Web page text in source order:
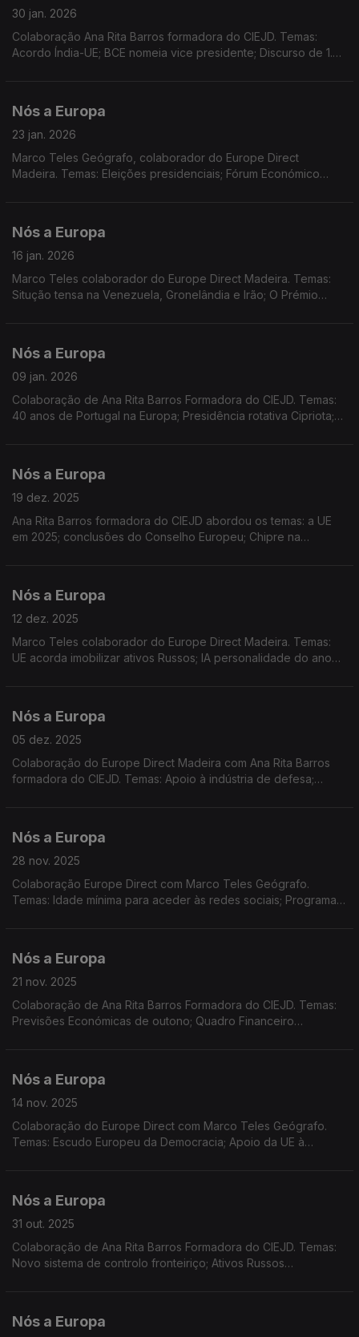
30 jan. 2026
Colaboração Ana Rita Barros formadora do CIEJD. Temas:
Acordo Índia-UE; BCE nomeia vice presidente; Discurso de 1.º
Nós a Europa
23 jan. 2026
Marco Teles Geógrafo, colaborador do Europe Direct
Madeira. Temas: Eleições presidenciais; Fórum Económico
Nós a Europa
16 jan. 2026
Marco Teles colaborador do Europe Direct Madeira. Temas:
Situção tensa na Venezuela, Gronelândia e Irão; O Prémio
Nós a Europa
09 jan. 2026
Colaboração de Ana Rita Barros Formadora do CIEJD. Temas:
40 anos de Portugal na Europa; Presidência rotativa Cipriota;
Nós a Europa
19 dez. 2025
Ana Rita Barros formadora do CIEJD abordou os temas: a UE
em 2025; conclusões do Conselho Europeu; Chipre na
Nós a Europa
12 dez. 2025
Marco Teles colaborador do Europe Direct Madeira. Temas:
UE acorda imobilizar ativos Russos; IA personalidade do ano
Nós a Europa
05 dez. 2025
Colaboração do Europe Direct Madeira com Ana Rita Barros
formadora do CIEJD. Temas: Apoio à indústria de defesa;
Nós a Europa
28 nov. 2025
Colaboração Europe Direct com Marco Teles Geógrafo.
Temas: Idade mínima para aceder às redes sociais; Programa
Nós a Europa
21 nov. 2025
Colaboração de Ana Rita Barros Formadora do CIEJD. Temas:
Previsões Económicas de outono; Quadro Financeiro
Nós a Europa
14 nov. 2025
Colaboração do Europe Direct com Marco Teles Geógrafo.
Temas: Escudo Europeu da Democracia; Apoio da UE à
Nós a Europa
31 out. 2025
Colaboração de Ana Rita Barros Formadora do CIEJD. Temas:
Novo sistema de controlo fronteiriço; Ativos Russos
Nós a Europa